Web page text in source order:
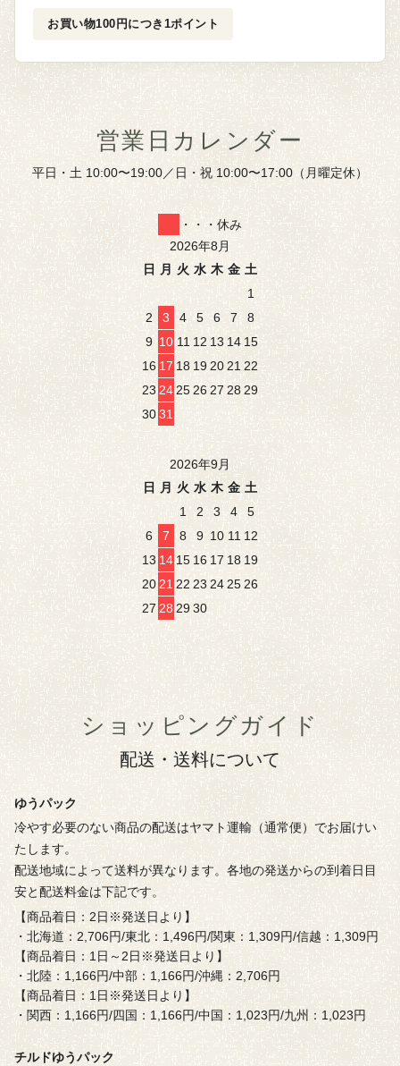
お買い物100円につき1ポイント
営業日カレンダー
平日・土 10:00〜19:00／日・祝 10:00〜17:00（月曜定休）
・・・休み
2026年8月
日 月 火 水 木 金 土
1
2
3 4 5 6 7
8
9 10 11 12 13 14 15
16 17 18 19 2021 22
23 2425 26 27 28 29
3031
2026年9月
日 月 火 水 木 金 土
1
2 3 4
5
6
7 8 9 10 11 12
13 14 15 16 17 18 19
20 21 22 23 24 2526
27 28 2930
ショッピングガイド
配送・送料について
ゆうパック
冷やす必要のない商品の配送はヤマト運輸（通常便）でお届けい
たします。
配送地域によって送料が異なります。各地の発送からの到着日目
安と配送料金は下記です。
【商品着日：2日※発送日より】
・北海道：2,706円/東北：1,496円/関東：1,309円/信越：1,309円
【商品着日：1日～2日※発送日より】
・北陸：1,166円/中部：1,166円/沖縄：2,706円
【商品着日：1日※発送日より】
・関西：1,166円/四国：1,166円/中国：1,023円/九州：1,023円
チルドゆうパック